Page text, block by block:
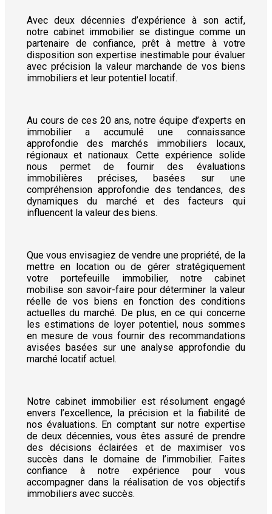
Avec deux décennies d’expérience à son actif,
notre cabinet immobilier se distingue comme un
partenaire de confiance, prêt à mettre à votre
disposition son expertise inestimable pour évaluer
avec précision la valeur marchande de vos biens
immobiliers et leur potentiel locatif.
Au cours de ces 20 ans, notre équipe d’experts en
immobilier a accumulé une connaissance
approfondie des marchés immobiliers locaux,
régionaux et nationaux. Cette expérience solide
nous permet de fournir des évaluations
immobilières précises, basées sur une
compréhension approfondie des tendances, des
dynamiques du marché et des facteurs qui
influencent la valeur des biens.
Que vous envisagiez de vendre une propriété, de la
mettre en location ou de gérer stratégiquement
votre portefeuille immobilier, notre cabinet
mobilise son savoir-faire pour déterminer la valeur
réelle de vos biens en fonction des conditions
actuelles du marché. De plus, en ce qui concerne
les estimations de loyer potentiel, nous sommes
en mesure de vous fournir des recommandations
avisées basées sur une analyse approfondie du
marché locatif actuel.
Notre cabinet immobilier est résolument engagé
envers l’excellence, la précision et la fiabilité de
nos évaluations. En comptant sur notre expertise
de deux décennies, vous êtes assuré de prendre
des décisions éclairées et de maximiser vos
succès dans le domaine de l’immobilier. Faites
confiance à notre expérience pour vous
accompagner dans la réalisation de vos objectifs
immobiliers avec succès.